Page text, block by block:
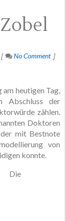
No Comment
heutigen Tag,
Abschluss der
zählen.
Doktoren
mit Bestnote
von
konnte.
Die